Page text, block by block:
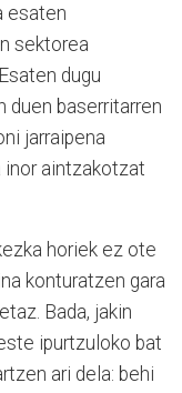
esaten
sektorea
dugu
duen baserritarren
jarraipena
inor aintzakotzat
horiek ez ote
konturatzen gara
Bada, jakin
ipurtzuloko bat
ari dela: behi